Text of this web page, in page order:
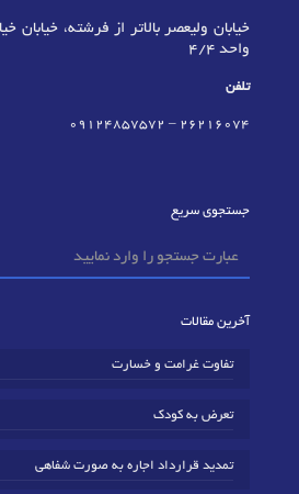
واحد 4/4
تلفن
٢٦٢١٦٠٧٤ –
09124857572
جستجوی سریع
آخرین مقالات
تفاوت غرامت و خسارت
تعرض به کودک
تمدید قرارداد اجاره به صورت شفاهی